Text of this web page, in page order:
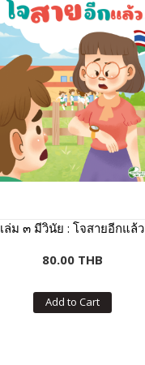
เล่ม ๓ มีวินัย : โจสายอีกแล้ว
80.00 THB
Add to Cart